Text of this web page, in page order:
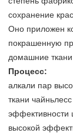
сохранение
Оно приложен
покрашенную
домашние ткани
Процесс:
алкали пар
ткани
высокой